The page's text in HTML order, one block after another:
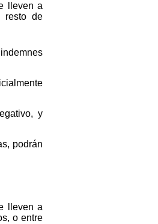
lleven a
resto de
y
podrán
lleven a
o entre